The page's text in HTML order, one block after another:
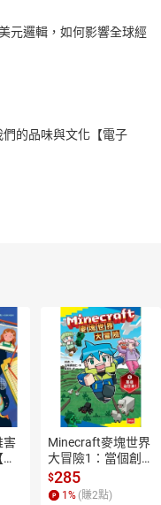
元邏輯，如何影響全球經
的品味與文化【電子
害
Minecraft麥塊世界
大冒險1：當個創世
神！【電子書】
$285
1 % (賺2點)